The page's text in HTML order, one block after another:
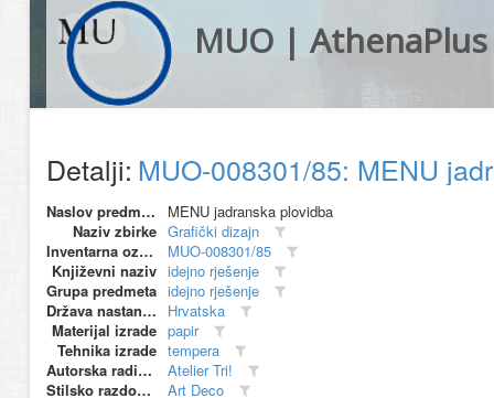
MUO | AthenaPlus
Detalji: MUO-008301/85: MENU
Naslov predmeta
MENU jadranska plovidba
Naziv zbirke Grafički dizajn
Inventarna oznaka
MUO-008301/85
Književni naziv idejno rješenje
Grupa predmeta idejno rješenje
Država nastanka
Hrvatska
Materijal izrade papir
Tehnika izrade tempera
Autorska radionica (proizvođač)
Atelier Tri!
Stilsko razdoblje
Art Deco